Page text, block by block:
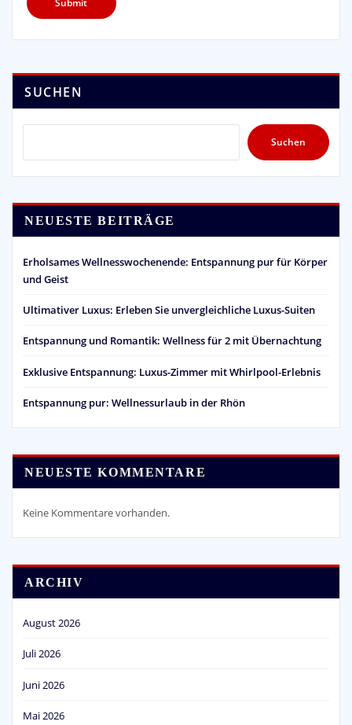
SUCHEN
Suchen
NEUESTE BEITRÄGE
Erholsames Wellnesswochenende: Entspannung pur für Körper
und Geist
Ultimativer Luxus: Erleben Sie unvergleichliche Luxus-Suiten
Entspannung und Romantik: Wellness für 2 mit Übernachtung
Exklusive Entspannung: Luxus-Zimmer mit Whirlpool-Erlebnis
Entspannung pur: Wellnessurlaub in der Rhön
NEUESTE KOMMENTARE
Keine Kommentare vorhanden.
ARCHIV
August 2026
Juli 2026
Juni 2026
Mai 2026